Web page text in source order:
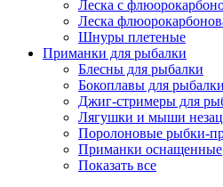
Леска с
Леска
Шнуры плетеные
Приманки для рыбалки
Блесны для рыбалки
Бокоплавы для рыбалки
Джиг-стримеры для
Лягушки и мыши
Поролоновые рыбки-
Приманки оснащенные
Показать все